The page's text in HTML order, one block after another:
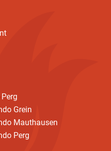
Grein
Mauthausen
Perg